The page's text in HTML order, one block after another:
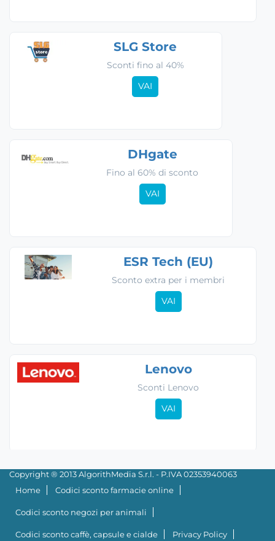
SLG Store
Sconti fino al 40%
VAI
DHgate
Fino al 60% di sconto
VAI
ESR Tech (EU)
Sconto extra per i membri
VAI
Lenovo
Sconti Lenovo
VAI
Copyright ® 2013 AlgorithMedia S.r.l. - P.IVA 02353940063
Home
Codici sconto farmacie online
Codici sconto negozi per animali
Codici sconto caffè, capsule e cialde Privacy Policy